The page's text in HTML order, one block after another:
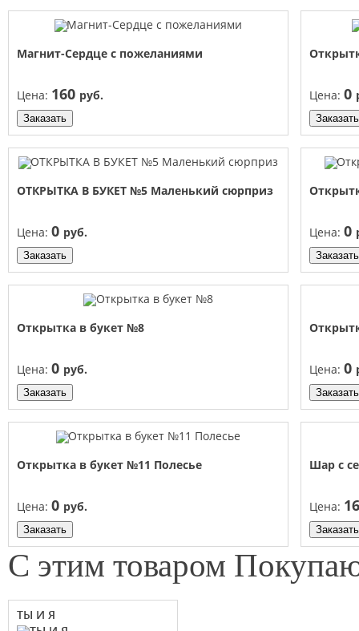
Магнит-Сердце с пожеланиями
Цена: 160 руб.
Заказать
Цена: 0
Заказать
ОТКРЫТКА В БУКЕТ №5 Маленький сюрприз
Цена: 0 руб.
Заказать
Цена: 0
Заказать
Открытка в букет №8
Цена: 0 руб.
Заказать
Цена: 0
Заказать
Открытка в букет №11 Полесье
Цена: 0 руб.
Заказать
Шар с
Цена:
Заказать
С этим товаром
ТЫ И Я